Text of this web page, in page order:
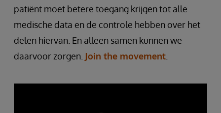
patiënt moet betere toegang krijgen tot alle
medische data en de controle hebben over het
delen hiervan. En alleen samen kunnen we
daarvoor zorgen. Join the movement